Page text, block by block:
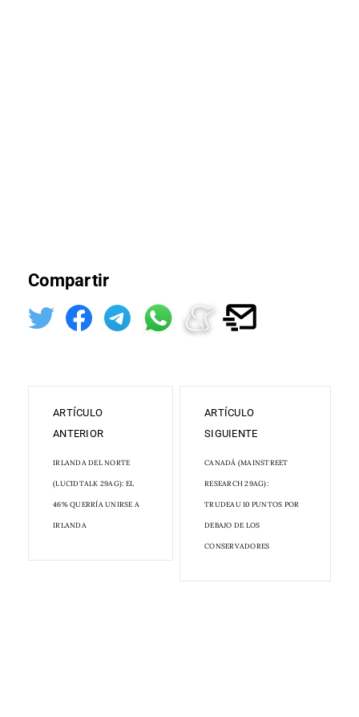
Compartir
ARTÍCULO
ANTERIOR
IRLANDA DEL NORTE
(LUCIDTALK 29AG): EL
46% QUERRÍA UNIRSE A
IRLANDA
ARTÍCULO
SIGUIENTE
CANADÁ (MAINSTREET
RESEARCH 29AG):
TRUDEAU 10 PUNTOS POR
DEBAJO DE LOS
CONSERVADORES